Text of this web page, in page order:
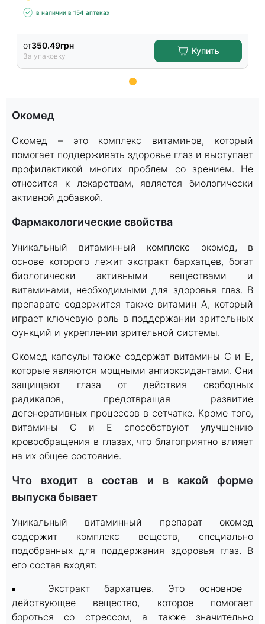
в наличии в 154 аптеках
от350.49грн
За упаковку
Купить
ofОкомед
Окомед – это комплекс витаминов, который
помогает поддерживать здоровье глаз и выступает
профилактикой многих проблем со зрением. Не
относится к лекарствам, является биологически
активной добавкой.
Фармакологические свойства
Уникальный витаминный комплекс окомед, в
основе которого лежит экстракт бархатцев, богат
биологически активными веществами и
витаминами, необходимыми для здоровья глаз. В
препарате содержится также витамин A, который
играет ключевую роль в поддержании зрительных
функций и укреплении зрительной системы.
Окомед капсулы также содержат витамины С и Е,
которые являются мощными антиоксидантами. Они
защищают глаза от действия свободных
радикалов, предотвращая развитие
дегенеративных процессов в сетчатке. Кроме того,
витамины C и E способствуют улучшению
кровообращения в глазах, что благоприятно влияет
на их общее состояние.
Что входит в состав и в какой форме
выпуска бывает
Уникальный витаминный препарат окомед
содержит комплекс веществ, специально
подобранных для поддержания здоровья глаз. В
его состав входят:
Экстракт бархатцев. Это основное
действующее вещество, которое помогает
бороться со стрессом, а также значительно